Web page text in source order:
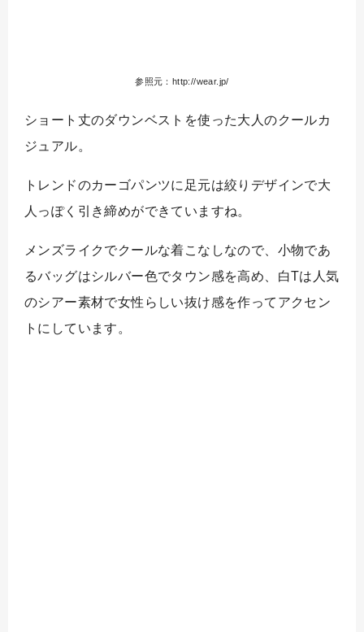
参照元：http://wear.jp/
ショート丈のダウンベストを使った大人のクールカ
ジュアル。
トレンドのカーゴパンツに足元は絞りデザインで大
人っぽく引き締めができていますね。
メンズライクでクールな着こなしなので、小物であ
るバッグはシルバー色でタウン感を高め、白Tは人気
のシアー素材で女性らしい抜け感を作ってアクセン
トにしています。